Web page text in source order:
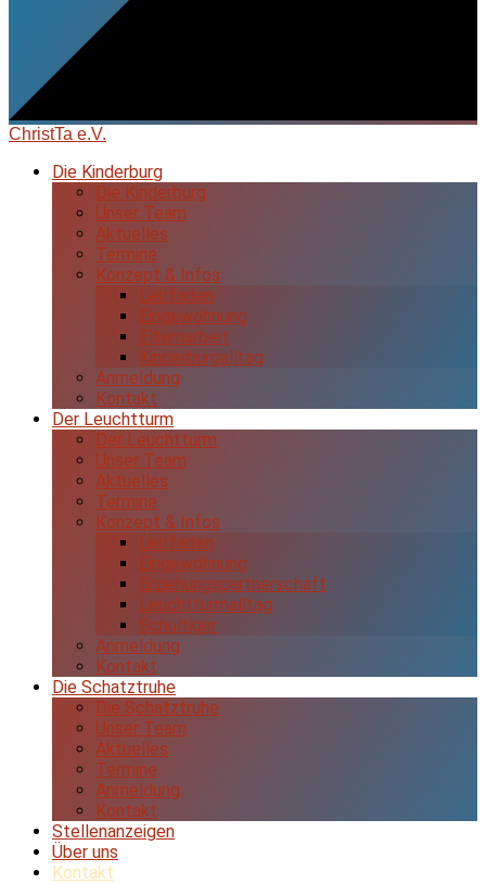
ChristTa e.V.
Die Kinderburg
Die Kinderburg
Unser Team
Aktuelles
Termine
Konzept & Infos
Leitfaden
Eingewöhnung
Elternarbeit
Kinderburgalltag
Anmeldung
Kontakt
Der Leuchtturm
Der Leuchtturm
Unser Team
Aktuelles
Termine
Konzept & Infos
Leitfaden
Eingewöhnung
Erziehungspartnerschaft
Leuchtturmalltag
Schultiger
Anmeldung
Kontakt
Die Schatztruhe
Die Schatztruhe
Unser Team
Aktuelles
Termine
Anmeldung
Kontakt
Stellenanzeigen
Über uns
Kontakt